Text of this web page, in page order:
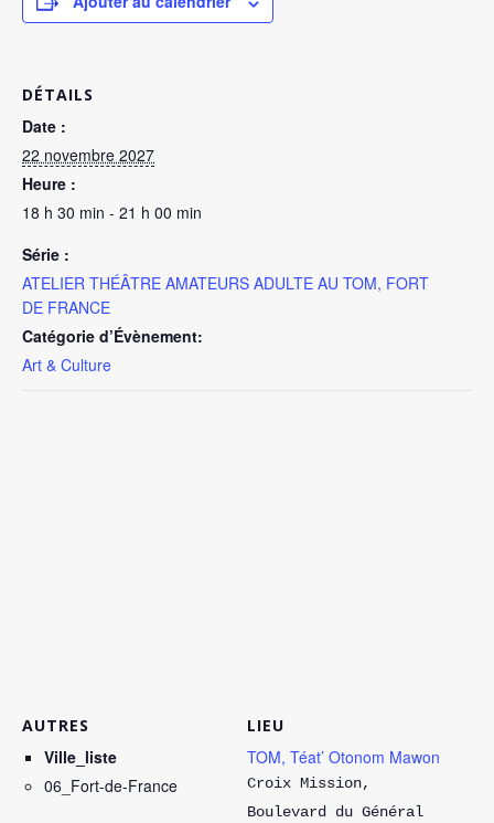
DÉTAILS
Date :
22 novembre 2027
Heure :
18 h 30 min - 21 h 00 min
Série :
ATELIER THÉÂTRE AMATEURS ADULTE AU TOM, FORT
DE FRANCE
Catégorie d’Évènement:
Art & Culture
LIEU
TOM, Téat’ Otonom Mawon
Croix Mission,
Boulevard du Général
AUTRES
Ville_liste
06_Fort-de-France